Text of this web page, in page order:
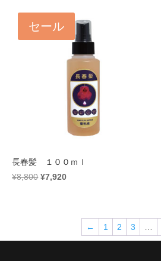
セール
長春髪 １００ｍｌ
¥8,800 元
¥7,920現
← 1 2 3